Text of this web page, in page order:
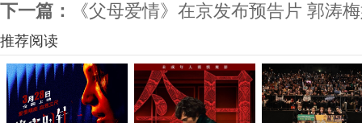
下一篇：
《父母爱情》在京发布预告片 郭涛
推荐阅读